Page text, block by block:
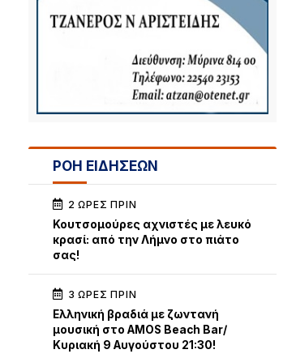
ΡΟΗ ΕΙΔΗΣΕΩΝ
2 ΏΡΕΣ ΠΡΙΝ
Κουτσομούρες αχνιστές με λευκό
κρασί: από την Λήμνο στο πιάτο
σας!
3 ΏΡΕΣ ΠΡΙΝ
Ελληνική βραδιά με ζωντανή
μουσική στο AMOS Beach Bar/
Κυριακή 9 Αυγούστου 21:30!